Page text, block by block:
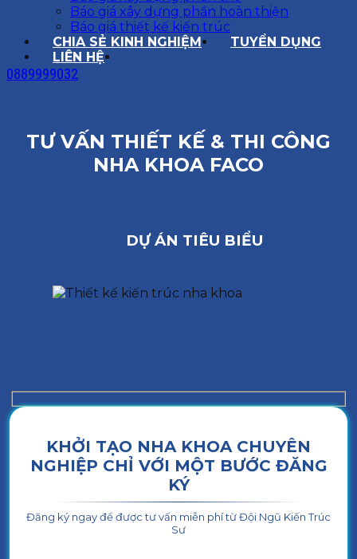
Báo giá xây dựng phần hoàn thiện
Báo giá thiết kế kiến trúc
CHIA SẺ KINH NGHIỆM
TUYỂN DỤNG
LIÊN HỆ
0889999032
TƯ VẤN THIẾT KẾ & THI CÔNG
NHA KHOA FACO
DỰ ÁN TIÊU BIỂU
KHỞI TẠO NHA KHOA CHUYÊN
NGHIỆP CHỈ VỚI MỘT BƯỚC ĐĂNG
KÝ
Đăng ký ngay để được tư vấn miễn phí từ Đội Ngũ Kiến Trúc
Sư